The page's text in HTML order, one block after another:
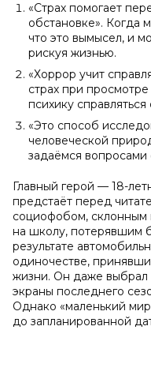
«Страх помогает
обстановке». Когда
что это вымысел, и
рискуя жизнью.
«Хоррор учит
страх при
психику
«Это способ
человеческой
задаёмся
Главный герой — 18-
предстаёт перед
социофобом,
на школу, потерявшим
результате
одиночестве,
жизни. Он даже выбрал
экраны последнего
Однако «маленький
до запланированной